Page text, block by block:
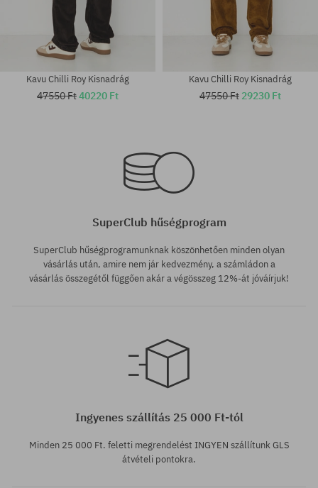
Kavu Chilli Roy Kisnadrág
47550 Ft40220 Ft
Elérhető méretek:
Kavu Chilli Roy Kisnadrág
47550 Ft 29230 Ft
SuperClub hűségprogram
SuperClub hűségprogramunknak köszönhetően minden olyan
vásárlás után, amire nem jár kedvezmény, a számládon a
vásárlás összegétől függően akár a végösszeg 12%-át jóváírjuk!
Ingyenes szállítás 25 000 Ft-tól
Minden 25 000 Ft. feletti megrendelést INGYEN szállítunk GLS
átvételi pontokra.